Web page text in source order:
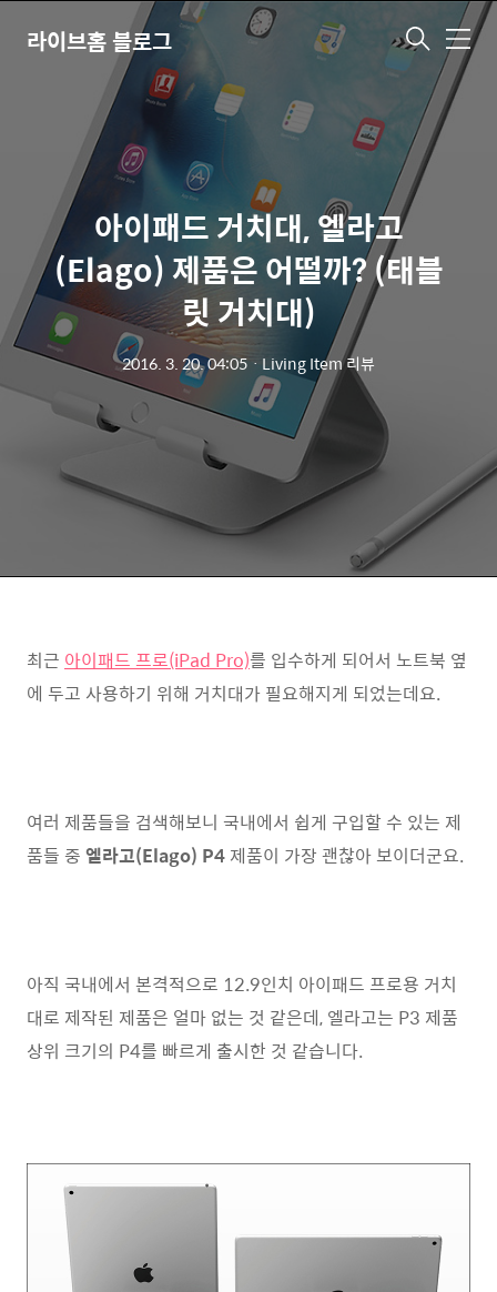
라이브홈 블로그 메
뉴
아이패드 거치대, 엘라고
(Elago) 제품은 어떨까? (태블
릿 거치대)
2016. 3. 20. 04:05 ㆍ Living Item 리뷰
최근 아이패드 프로(iPad Pro)를 입수하게 되어서 노트북 옆
에 두고 사용하기 위해 거치대가 필요해지게 되었는데요.
여러 제품들을 검색해보니 국내에서 쉽게 구입할 수 있는 제
품들 중 엘라고(Elago) P4 제품이 가장 괜찮아 보이더군요.
아직 국내에서 본격적으로 12.9인치 아이패드 프로용 거치
대로 제작된 제품은 얼마 없는 것 같은데, 엘라고는 P3 제품
상위 크기의 P4를 빠르게 출시한 것 같습니다.